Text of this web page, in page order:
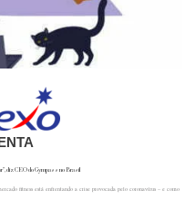
diz CEO do Gympass no Brasil
fitness está enfrentando a crise provocada pelo coronavírus – e como